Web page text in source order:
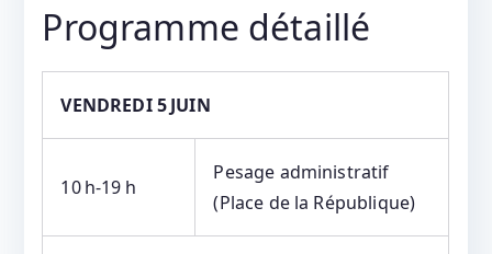
Programme détaillé
VENDREDI 5 JUIN
10 h‑19 h
Pesage administratif
(Place de la République)